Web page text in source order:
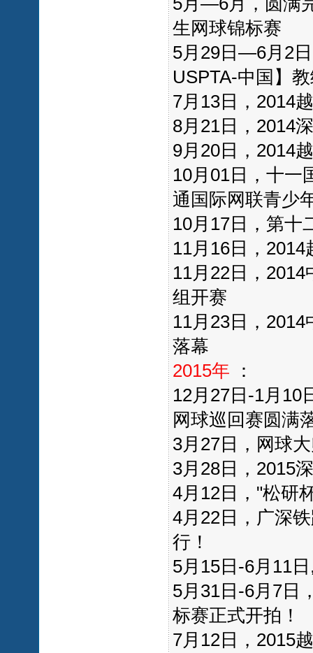
生网球锦标赛
5月29日—6月2
USPTA-中国】
7月13日，2014
8月21日，2014
9月20日，2014
10月01日，十一
通国际网联青少
10月17日，第十
11月16日，
11月22日，
组开赛
11月23日，
落幕
2015年
：
12月27日-1月10
网球巡回赛圆满
3月27日，网球
3月28日，2015
4月12日，"松研
4月22日，广深
行！
5月15日-6月11
5月31日-6月7日
标赛正式开拍！
7月12日，2015